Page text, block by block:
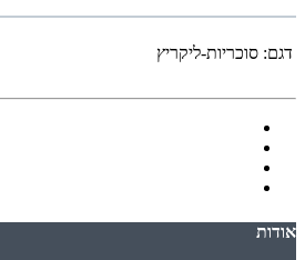
דגם: סוכריות-ליקריץ
אודות